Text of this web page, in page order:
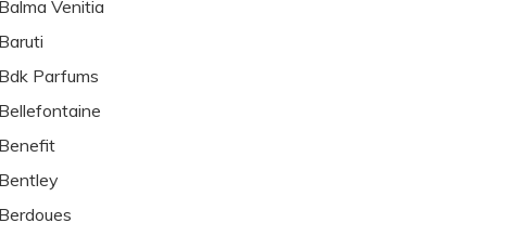
Balma Venitia
Baruti
Bdk Parfums
Bellefontaine
Benefit
Bentley
Berdoues